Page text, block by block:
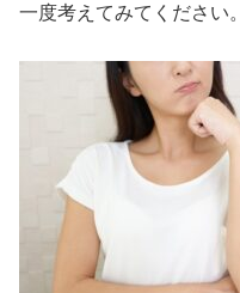
一度考えてみてください。